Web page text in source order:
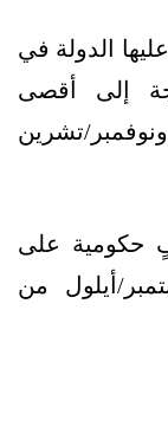
الدولة في
إلى أقصى
تشرين
من 4 مصافٍ حكومية على
أيلول من